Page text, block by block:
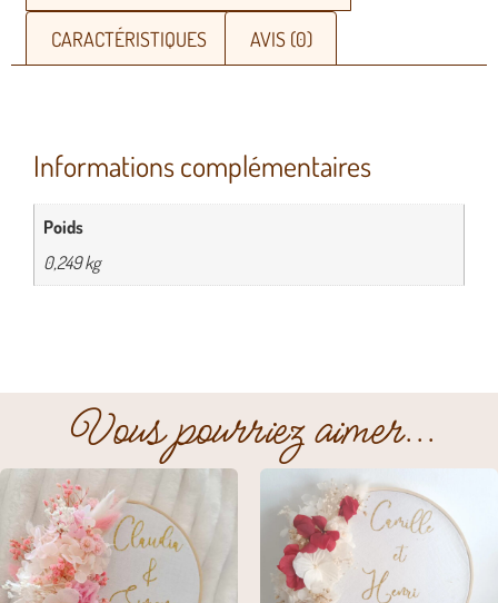
CARACTÉRISTIQUES AVIS (0)
Informations complémentaires
Poids
0,249 kg
Vous pourriez aimer...